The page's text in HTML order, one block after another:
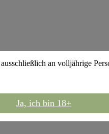
10ml Energy
an volljährige
Ja, ich bin 18+